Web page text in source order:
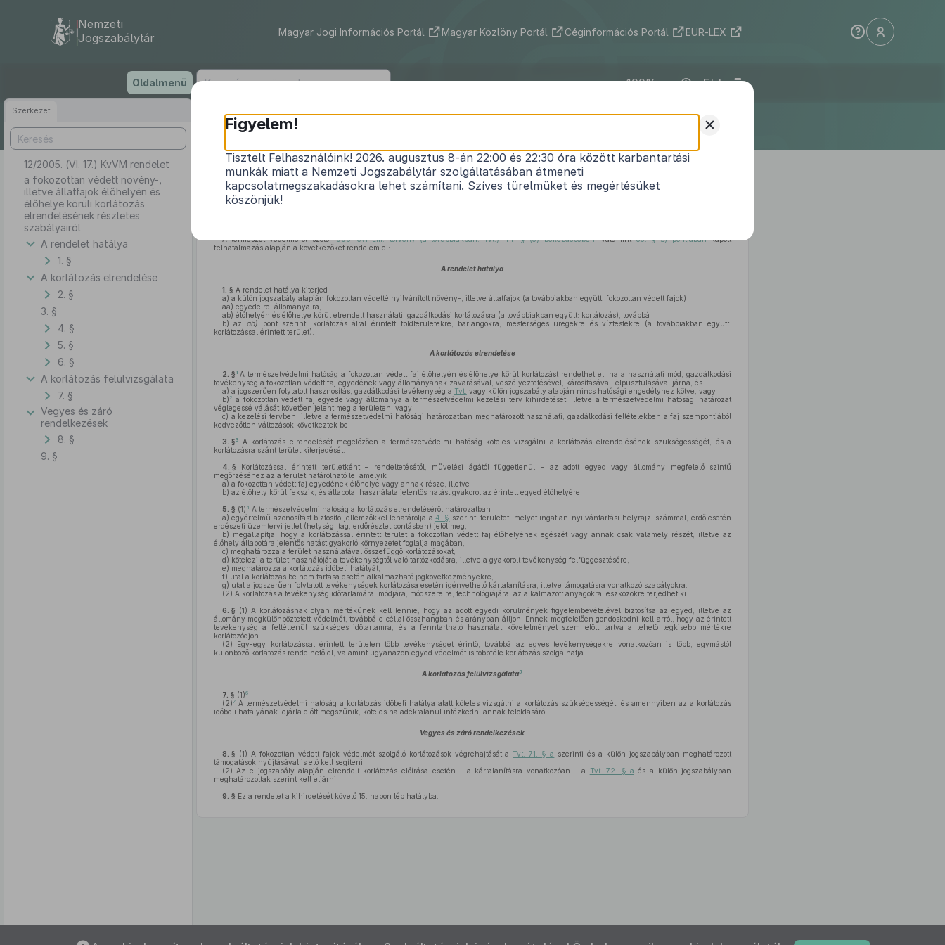
tartalomra
Nemzeti
Jogszabálytár
Magyar Jogi Információs Portál Magyar Közlöny Portál Céginformációs Portál EUR-LEX
Oldalmenü ELI
Szerkezet
12/2005. (VI. 17.) KvVM rendelet
a fokozottan védett növény-,
illetve állatfajok élőhelyén és
élőhelye körüli korlátozás
elrendelésének részletes
szabályairól
A rendelet hatálya
1. §
A korlátozás elrendelése
2. §
3. §
4. §
5. §
6. §
A korlátozás felülvizsgálata
7. §
Vegyes és záró
rendelkezések
8. §
9. §
Az oldalmenübe visszatéréshez
12/2005. (VI. 17.) KvVM rendelet
a fokozottan védett növény-, illetve állatfajok élőhelyén és élőhelye körüli
korlátozás elrendelésének részletes szabályairól
A természet védelméről szóló1996. évi LIII. törvény (a továbbiakban: Tvt.) 44. § (5) bekezdésében, valamint85. §b)pontjábankapott
felhatalmazás alapján a következőket rendelem el:
A rendelet hatálya
1. § A rendelet hatálya kiterjed
a) a külön jogszabály alapján fokozottan védetté nyilvánított növény-, illetve állatfajok (a továbbiakban együtt: fokozottan védett fajok)
aa) egyedeire, állományaira,
ab) élőhelyén és élőhelye körül elrendelt használati, gazdálkodási korlátozásra (a továbbiakban együtt: korlátozás), továbbá
b) az ab) pont szerinti korlátozás által érintett földterületekre, barlangokra, mesterséges üregekre és víztestekre (a továbbiakban együtt:
korlátozással érintett terület).
A korlátozás elrendelése
2. § 1 A természetvédelmi hatóság a fokozottan védett faj élőhelyén és élőhelye körül korlátozást rendelhet el, ha a használati mód, gazdálkodási
tevékenység a fokozottan védett faj egyedének vagy állományának zavarásával, veszélyeztetésével, károsításával, elpusztulásával járna, és
a) a jogszerűen folytatott hasznosítás, gazdálkodási tevékenység a Tvt. vagy külön jogszabály alapján nincs hatósági engedélyhez kötve, vagy
b) 2 a fokozottan védett faj egyede vagy állománya a természetvédelmi kezelési terv kihirdetését, illetve a természetvédelmi hatósági határozat
véglegessé válását követően jelent meg a területen, vagy
c) a kezelési tervben, illetve a természetvédelmi hatósági határozatban meghatározott használati, gazdálkodási feltételekben a faj szempontjából
kedvezőtlen változások következtek be.
3. §3
A korlátozás elrendelését megelőzően a természetvédelmi hatóság köteles vizsgálni a korlátozás elrendelésének szükségességét, és a
korlátozásra szánt terület kiterjedését.
4. § Korlátozással érintett területként – rendeltetésétől, művelési ágától függetlenül – az adott egyed vagy állomány megfelelő szintű
megőrzéséhez az a terület határolható le, amelyik
a) a fokozottan védett faj egyedének élőhelye vagy annak része, illetve
b) az élőhely körül fekszik, és állapota, használata jelentős hatást gyakorol az érintett egyed élőhelyére.
5. § (1)4A természetvédelmi hatóság a korlátozás elrendeléséről határozatban
a) egyértelmű azonosítást biztosító jellemzőkkel lehatárolja a4. § szerinti területet, melyet ingatlan-nyilvántartási helyrajzi számmal, erdő esetén
erdészeti üzemtervi jellel (helység, tag, erdőrészlet bontásban) jelöl meg,
b) megállapítja, hogy a korlátozással érintett terület a fokozottan védett faj élőhelyének egészét vagy annak csak valamely részét, illetve az
élőhely állapotára jelentős hatást gyakorló környezetet foglalja magában,
c) meghatározza a terület használatával összefüggő korlátozásokat,
d) kötelezi a terület használóját a tevékenységtől való tartózkodásra, illetve a gyakorolt tevékenység felfüggesztésére,
e) meghatározza a korlátozás időbeli hatályát,
f) utal a korlátozás be nem tartása esetén alkalmazható jogkövetkezményekre,
g) utal a jogszerűen folytatott tevékenységek korlátozása esetén igényelhető kártalanításra, illetve támogatásra vonatkozó szabályokra.
(2) A korlátozás a tevékenység időtartamára, módjára, módszereire, technológiájára, az alkalmazott anyagokra, eszközökre terjedhet ki.
6. § (1) A korlátozásnak olyan mértékűnek kell lennie, hogy az adott egyedi körülmények figyelembevételével biztosítsa az egyed, illetve az
állomány megkülönböztetett védelmét, továbbá e céllal összhangban és arányban álljon. Ennek megfelelően gondoskodni kell arról, hogy az érintett
tevékenység a feltétlenül szükséges időtartamra, és a fenntartható használat követelményét szem előtt tartva a lehető legkisebb mértékre
korlátozódjon.
(2) Egy-egy korlátozással érintett területen több tevékenységet érintő, továbbá az egyes tevékenységekre vonatkozóan is több, egymástól
különböző korlátozás rendelhető el, valamint ugyanazon egyed védelmét is többféle korlátozás szolgálhatja.
A korlátozás felülvizsgálata5
7. § (1)6
(2)7A természetvédelmi hatóság a korlátozás időbeli hatálya alatt köteles vizsgálni a korlátozás szükségességét, és amennyiben az a korlátozás
időbeli hatályának lejárta előtt megszűnik, köteles haladéktalanul intézkedni annak feloldásáról.
Vegyes és záró rendelkezések
8. § (1) A fokozottan védett fajok védelmét szolgáló korlátozások végrehajtását a Tvt. 71. §-a szerinti és a külön jogszabályban meghatározott
támogatások nyújtásával is elő kell segíteni.
(2) Az e jogszabály alapján elrendelt korlátozás előírása esetén – a kártalanításra vonatkozóan – a Tvt. 72. §-a és a külön jogszabályban
meghatározottak szerint kell eljárni.
9. § Ez a rendelet a kihirdetését követő 15. napon lép hatályba.
+
Figyelem!
Tisztelt Felhasználóink! 2026. augusztus 8-án 22:00 és 22:30 óra között karbantartási
munkák miatt a Nemzeti Jogszabálytár szolgáltatásában átmeneti
kapcsolatmegszakadásokra lehet számítani. Szíves türelmüket és megértésüket
köszönjük!